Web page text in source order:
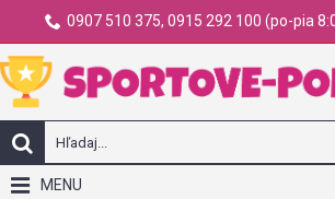
0907 510 375, 0915 292 100 (po-pia
MENU